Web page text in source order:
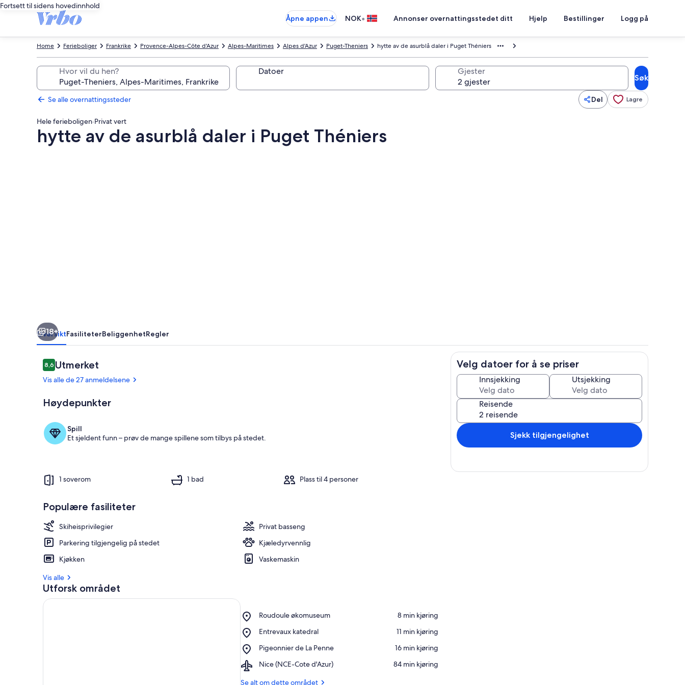
Fortsett til sidens hovedinnhold
Åpne appen
NOK• Annonser overnattingsstedet ditt Hjelp Bestillinger Logg på
hytte av de asurblå daler i Puget Théniers
Puget-Theniers
Alpes d'Azur
Alpes-Maritimes
Provence-Alpes-Côte d'Azur
Frankrike
Ferieboliger
Home
Hvor vil du hen? Datoer Gjester
Søk
Se alle overnattingssteder Del Lagre
Hele ferieboligen·Privat vert
hytte av de asurblå daler i Puget Théniers
Utendørsservering
18+
OversiktFasiliteterBeliggenhetRegler
Anmeldelser
8,68,6 av 10 –
Utmerket
Vis alle de 27 anmeldelsene
Høydepunkter
Spill
Et sjeldent funn – prøv de mange spillene som tilbys på stedet.
1 soverom 1 bad Plass til 4 personer
Populære fasiliteter
Skiheisprivilegier
Privat basseng
Parkering tilgjengelig på stedet
Kjæledyrvennlig
Kjøkken
Vaskemaskin
Vis alle
Utforsk området
Roudoule økomuseum
Place,
økomuseum
‪8 min kjøring‬
Entrevaux katedral
Place,
katedral
‪11 min kjøring‬
Pigeonnier de La Penne
Place,
de
‪16 min kjøring‬
Nice (NCE-Cote d'Azur)
Airport,
(NCE-
‪84 min kjøring‬
Se alt om dette området
Velg datoer for å se priser
Innsjekking Utsjekking
Reisende
Sjekk tilgjengelighet